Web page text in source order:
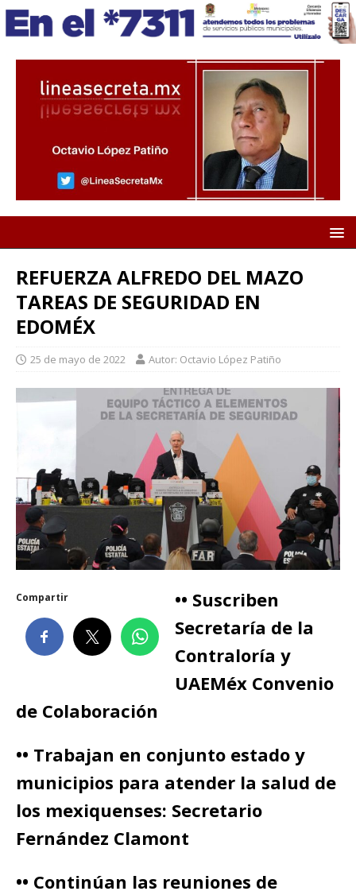
REFUERZA ALFREDO DEL MAZO
TAREAS DE SEGURIDAD EN
EDOMÉX
25 de mayo de 2022 Autor: Octavio López Patiño
Compartir
•• Suscriben
Secretaría de la
Contraloría y
UAEMéx Convenio
de Colaboración
•• Trabajan en conjunto estado y
municipios para atender la salud de
los mexiquenses: Secretario
Fernández Clamont
•• Continúan las reuniones de